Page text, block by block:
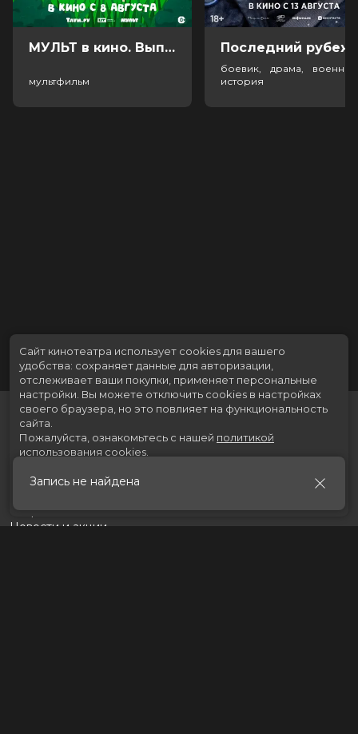
МУЛЬТ в кино. Выпуск №198. Некогда скучать (0+)
мультфильм
боевик, драма,
история
Запись не найдена
Скоро в кино
Новости и акции
Сайт кинотеатра использует cookies для вашего
удобства: сохраняет данные для авторизации,
отслеживает ваши покупки, применяет персональные
настройки. Вы можете отключить cookies в настройках
своего браузера, но это повлияет на функциональность
сайта.
Пожалуйста, ознакомьтесь с нашей политикой
использования cookies